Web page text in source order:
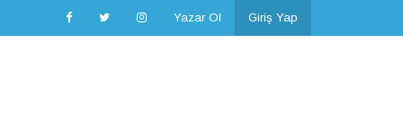
Yazar Ol Giriş Yap